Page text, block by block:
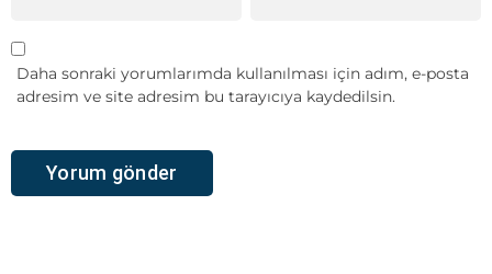
Daha sonraki yorumlarımda kullanılması için adım, e-posta
adresim ve site adresim bu tarayıcıya kaydedilsin.